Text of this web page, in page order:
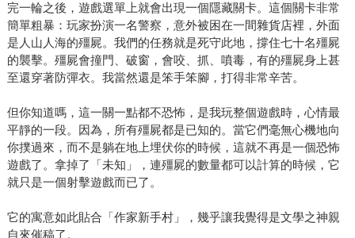
完一輪之後，遊戲選單上就會出現一個隱藏關卡。這個關卡非常
簡單粗暴：玩家扮演一名警察，意外被困在一間雜貨店裡，外面
是人山人海的殭屍。我們的任務就是死守此地，撐住七十名殭屍
的襲擊。殭屍會撞門、破窗，會咬、抓、噴毒，有的殭屍身上甚
至還穿著防彈衣。我當然還是笨手笨腳，打得非常辛苦。
但你知道嗎，這一關一點都不恐怖，是我玩整個遊戲時，心情最
平靜的一段。因為，所有殭屍都是已知的。當它們毫無心機地向
你撲過來，而不是躺在地上埋伏你的時候，這就不再是一個恐怖
遊戲了。拿掉了「未知」，連殭屍的數量都可以計算的時候，它
就只是一個射擊遊戲而已了。
它的寓意如此貼合「作家新手村」，幾乎讓我覺得是文學之神親
自來催稿了。